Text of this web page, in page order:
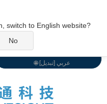
🌐 عربي [تبديل]
switch to English website?
No